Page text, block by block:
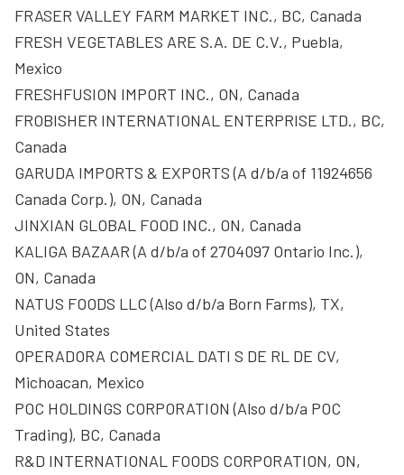
FRASER VALLEY FARM MARKET INC., BC, Canada
FRESH VEGETABLES ARE S.A. DE C.V., Puebla,
Mexico
FRESHFUSION IMPORT INC., ON, Canada
FROBISHER INTERNATIONAL ENTERPRISE LTD., BC,
Canada
GARUDA IMPORTS & EXPORTS (A d/b/a of 11924656
Canada Corp.), ON, Canada
JINXIAN GLOBAL FOOD INC., ON, Canada
KALIGA BAZAAR (A d/b/a of 2704097 Ontario Inc.),
ON, Canada
NATUS FOODS LLC (Also d/b/a Born Farms), TX,
United States
OPERADORA COMERCIAL DATI S DE RL DE CV,
Michoacan, Mexico
POC HOLDINGS CORPORATION (Also d/b/a POC
Trading), BC, Canada
R&D INTERNATIONAL FOODS CORPORATION, ON,